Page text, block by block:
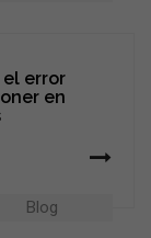
Blog
el error
en